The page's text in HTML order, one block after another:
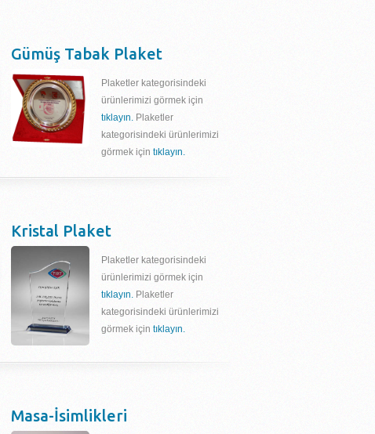
Gümüş Tabak Plaket
Plaketler kategorisindeki
ürünlerimizi görmek için
tıklayın. Plaketler
kategorisindeki ürünlerimizi
görmek için tıklayın.
Kristal Plaket
Plaketler kategorisindeki
ürünlerimizi görmek için
tıklayın. Plaketler
kategorisindeki ürünlerimizi
görmek için tıklayın.
Masa-İsimlikleri